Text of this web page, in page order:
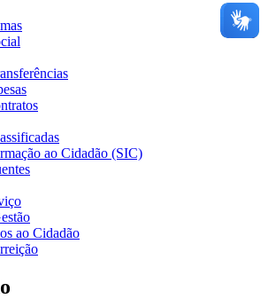
ao Cidadão (SIC)
ao Cidadão